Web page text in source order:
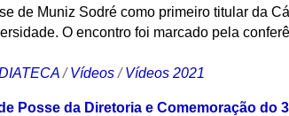
de Muniz Sodré como primeiro titular da
O encontro foi marcado pela
/Vídeos /Vídeos 2021
Posse da Diretoria e Comemoração do